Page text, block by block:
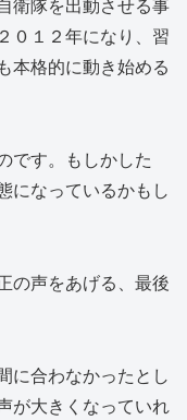
衛隊を出動させる事
０１２年になり、習
本格的に動き始める
です。もしかした
になっているかもし
の声をあげる、最後
に合わなかったとし
が大きくなっていれ